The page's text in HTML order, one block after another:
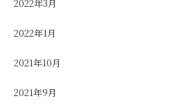
2022年3月
2022年1月
2021年10月
2021年9月